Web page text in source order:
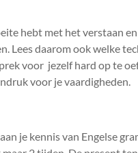
hebt met het verstaan
Lees daarom ook welke
voor jezelf hard op te
voor je vaardigheden.
je kennis van Engelse